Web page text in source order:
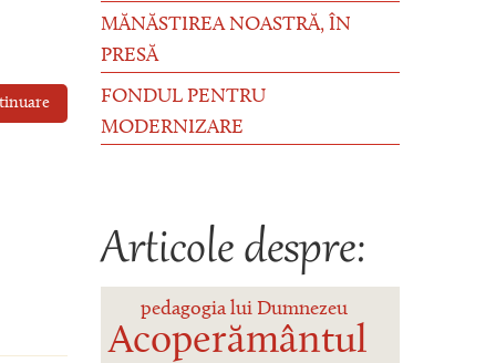
MĂNĂSTIREA NOASTRĂ, ÎN
PRESĂ
FONDUL PENTRU
MODERNIZARE
Articole despre:
pedagogia lui Dumnezeu
Acoperământul